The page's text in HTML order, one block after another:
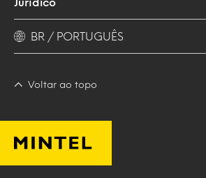
BR / PORTUGUÊS
Voltar ao topo